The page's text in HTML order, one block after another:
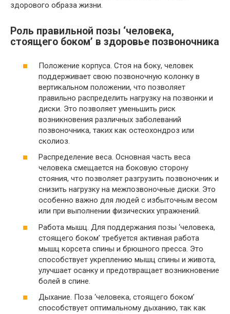
здорового образа жизни.
Роль правильной позы ‘человека,
стоящего боком’ в здоровье позвоночника
Положение корпуса. Стоя на боку, человек
поддерживает свою позвоночную колонку в
вертикальном положении, что позволяет
правильно распределить нагрузку на позвонки и
диски. Это позволяет уменьшить риск
возникновения различных заболеваний
позвоночника, таких как остеохондроз или
сколиоз.
Распределение веса. Основная часть веса
человека смещается на боковую сторону
стояния, что позволяет разгрузить позвоночник и
снизить нагрузку на межпозвоночные диски. Это
особенно важно для людей с избыточным весом
или при выполнении физических упражнений.
Работа мышц. Для поддержания позы ‘человека,
стоящего боком’ требуется активная работа
мышц корсета спины и брюшного пресса. Это
способствует укреплению мышц спины и живота,
улучшает осанку и предотвращает возникновение
болей в спине.
Дыхание. Поза ‘человека, стоящего боком’
способствует оптимальному дыханию, так как